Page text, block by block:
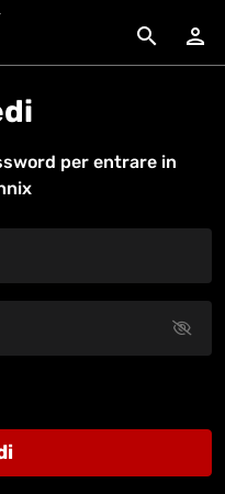
search person
per entrare in